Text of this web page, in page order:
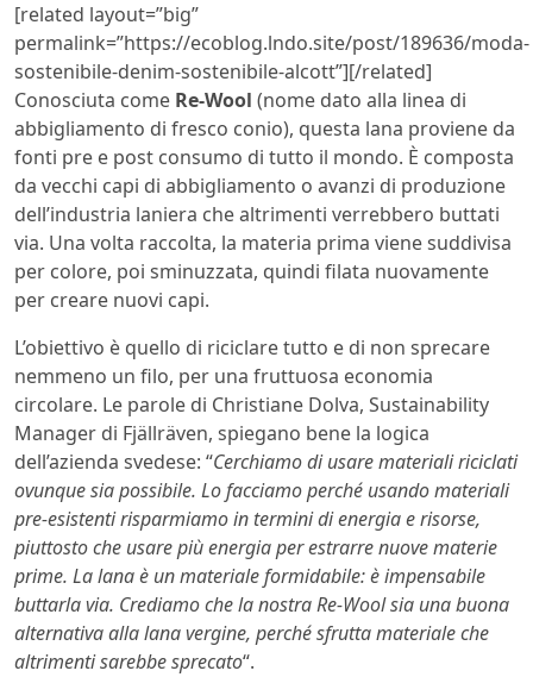
[related layout=”big”
permalink=”https://ecoblog.lndo.site/post/189636/moda-
sostenibile-denim-sostenibile-alcott”][/related]
Conosciuta come Re-Wool (nome dato alla linea di
abbigliamento di fresco conio), questa lana proviene da
fonti pre e post consumo di tutto il mondo. È composta
da vecchi capi di abbigliamento o avanzi di produzione
dell’industria laniera che altrimenti verrebbero buttati
via. Una volta raccolta, la materia prima viene suddivisa
per colore, poi sminuzzata, quindi filata nuovamente
per creare nuovi capi.
L’obiettivo è quello di riciclare tutto e di non sprecare
nemmeno un filo, per una fruttuosa economia
circolare. Le parole di Christiane Dolva, Sustainability
Manager di Fjällräven, spiegano bene la logica
dell’azienda svedese: “Cerchiamo di usare materiali riciclati
ovunque sia possibile. Lo facciamo perché usando materiali
pre-esistenti risparmiamo in termini di energia e risorse,
piuttosto che usare più energia per estrarre nuove materie
prime. La lana è un materiale formidabile: è impensabile
buttarla via. Crediamo che la nostra Re-Wool sia una buona
alternativa alla lana vergine, perché sfrutta materiale che
altrimenti sarebbe sprecato“.